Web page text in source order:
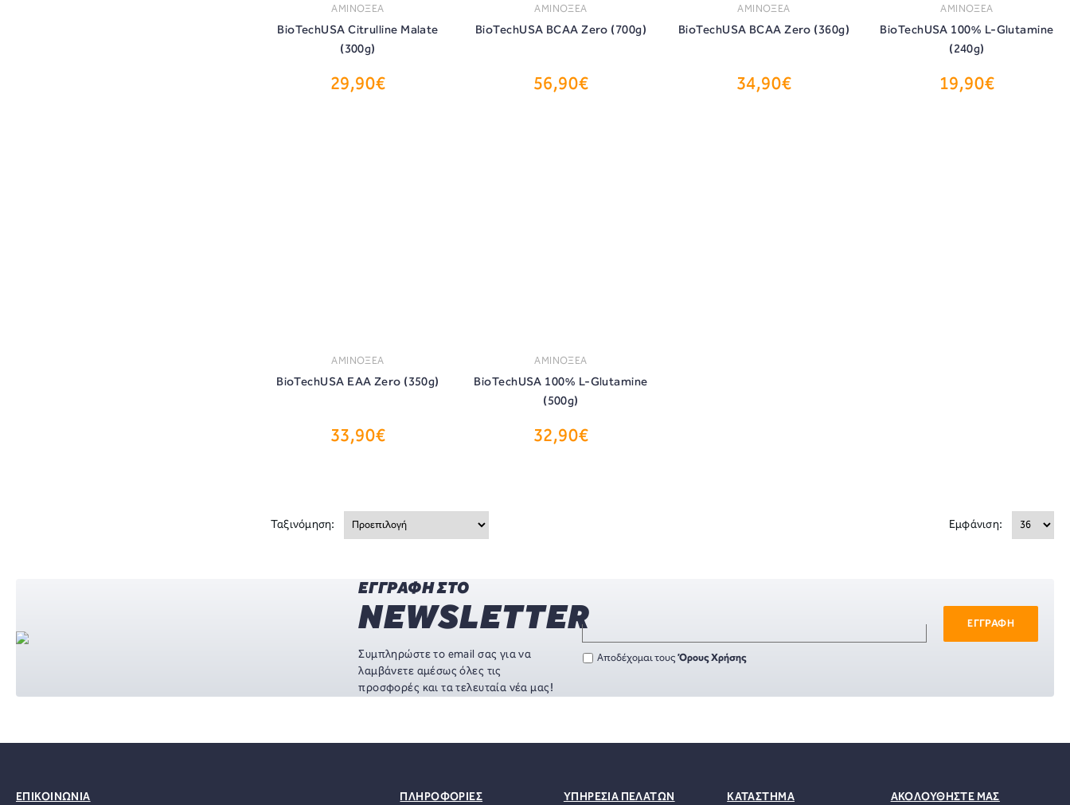
ΑΜΙΝΟΞΕΑ
BioTechUSA Citrulline Malate
(300g)
29,90€
ΑΓΟΡΑ
ΑΜΙΝΟΞΕΑ
BioTechUSA BCAA Zero (700g)
56,90€
ΑΓΟΡΑ
ΑΜΙΝΟΞΕΑ
BioTechUSA BCAA Zero (360g)
34,90€
ΑΓΟΡΑ
ΑΜΙΝΟΞΕΑ
BioTechUSA 100% L-Glutamine
(240g)
19,90€
ΑΓΟΡΑ
ΑΜΙΝΟΞΕΑ
BioTechUSA EAA Zero (350g)
33,90€
ΑΓΟΡΑ
ΑΜΙΝΟΞΕΑ
BioTechUSA 100% L-Glutamine
(500g)
32,90€
ΑΓΟΡΑ
Ταξινόμηση: Εμφάνιση:
ΕΓΓΡΑΦΗ ΣΤΟ
NEWSLETTER
Συμπληρώστε το email σας για να
λαμβάνετε αμέσως όλες τις
προσφορές και τα τελευταία νέα μας!
ΕΓΓΡΑΦΗ
Αποδέχομαι τουςΌρους Χρήσης
ΕΠΙΚΟΙΝΩΝΙΑ ΠΛΗΡΟΦΟΡΙΕΣ ΥΠΗΡΕΣΙΑ ΠΕΛΑΤΩΝ ΚΑΤΑΣΤΗΜΑ ΑΚΟΛΟΥΘΗΣΤΕ ΜΑΣ